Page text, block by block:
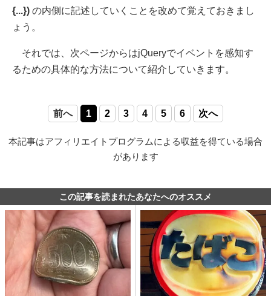
{...}) の内側に記述していくことを改めて覚えておきまし
ょう。
それでは、次ページからはjQueryでイベントを感知す
るための具体的な方法について紹介していきます。
前へ 1 2 3 4 5 6 次へ
本記事はアフィリエイトプログラムによる収益を得ている場合
があります
この記事を読まれたあなたへのオススメ